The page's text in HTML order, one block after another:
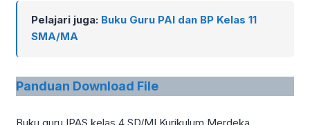
Pelajari juga: Buku Guru PAI dan BP Kelas 11
SMA/MA
Panduan Download File
Buku guru IPAS kelas 4 SD/MI Kurikulum Merdeka